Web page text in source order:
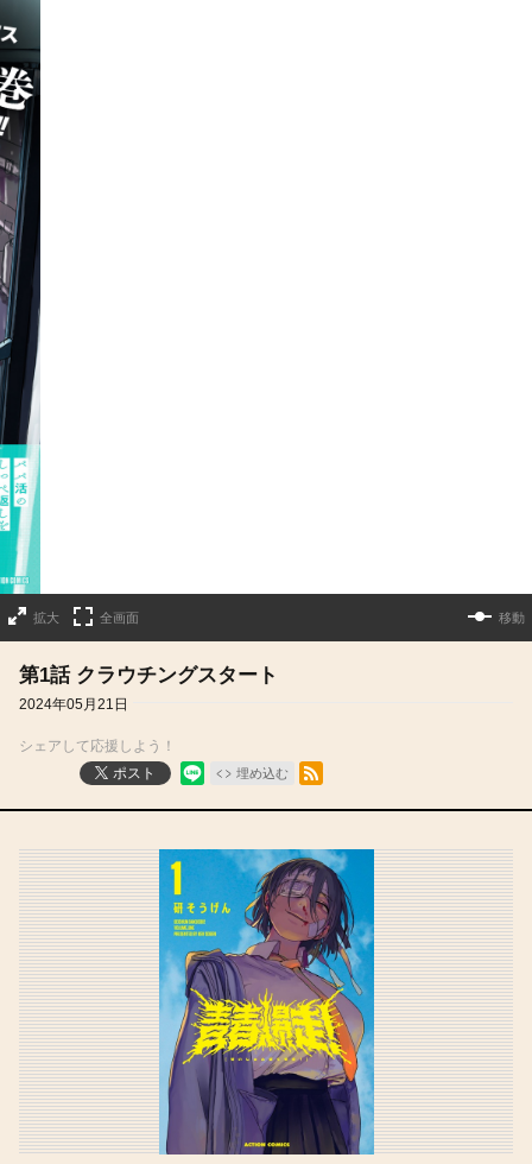
拡大 全画面 移動
第1話 クラウチングスタート
2024年05月21日
シェアして応援しよう！
ポスト
埋め込む
RSSフィード